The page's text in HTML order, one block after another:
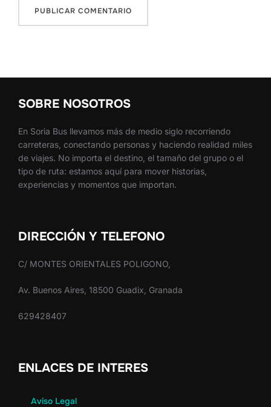
SOBRE NOSOTROS
En Soria Bus llevamos más de medio siglo recorriendo
carreteras, conectando personas y haciendo realidad miles
de viajes. No importa el destino, el tamaño del grupo o el
tipo de ruta: estamos aquí para mover historias,
experiencias y momentos que importan.
DIRECCIÓN Y TELEFONO
C/ MONTES ORIENTALES POLIGONO,
Av. Buenos Aires, 18500 Guadix, Granada
629428407
ENLACES DE INTERES
Aviso Legal